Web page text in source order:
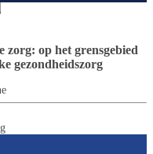
op het grensgebied
gezondheidszorg